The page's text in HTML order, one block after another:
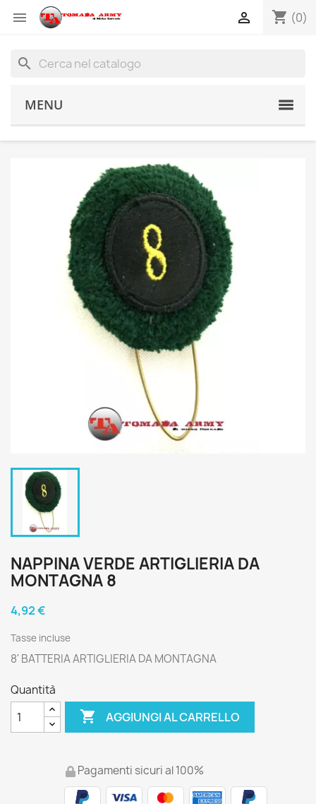
 shopping_cart (0)

search
MENU
NAPPINA VERDE ARTIGLIERIA DA
MONTAGNA 8
4,92 €
Tasse incluse
8' BATTERIA ARTIGLIERIA DA MONTAGNA
Quantità
 AGGIUNGI AL CARRELLO
Pagamenti sicuri al 100%